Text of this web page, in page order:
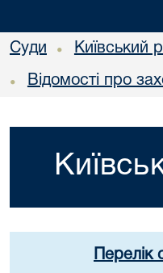
Суди • Київський
• Відомості про
Перелік